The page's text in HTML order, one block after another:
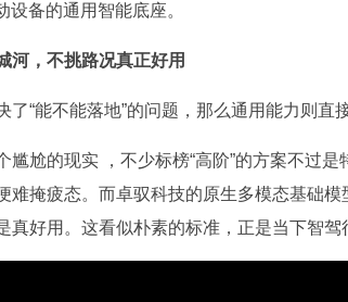
备的通用智能底座。
河，不挑路况真正好用
“能不能落地”的问题，那么通用能力则直
尴尬的现实 ，不少标榜“高阶”的方案不过
难掩疲态。而卓驭科技的原生多模态基础
真好用。这看似朴素的标准，正是当下智驾